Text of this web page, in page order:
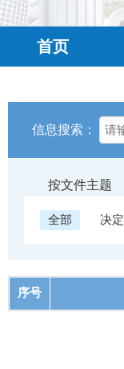
首页
信息搜索：
按文件主题
全部 决定
序号